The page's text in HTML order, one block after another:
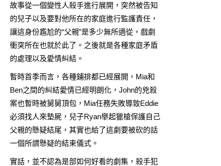
故事從一個變性人殺手進行展開，突然被告知
的兒子以及要對他所在的家庭進行監護責任，
讓這身份尷尬的“父親”是多少無所適從，戲劇
衝突所在也就於此了。之後就是各種家庭矛盾
的處理以及愛情糾結。
暫時首季而言，各種鋪排都已經展開，Mia和
Ben之間的糾結愛情已經明朗化，John的兇殺
案也暫時被舅舅頂包，Mia任務失敗導致Eddie
必須找人來墊屍，兒子Ryan舉起獵槍保護自己
父親的懸疑結尾，其實也給了這劇要被砍的話
一個所謂懸疑的結束儀式。
實話，並不認為是部如何好看的劇集，殺手犯